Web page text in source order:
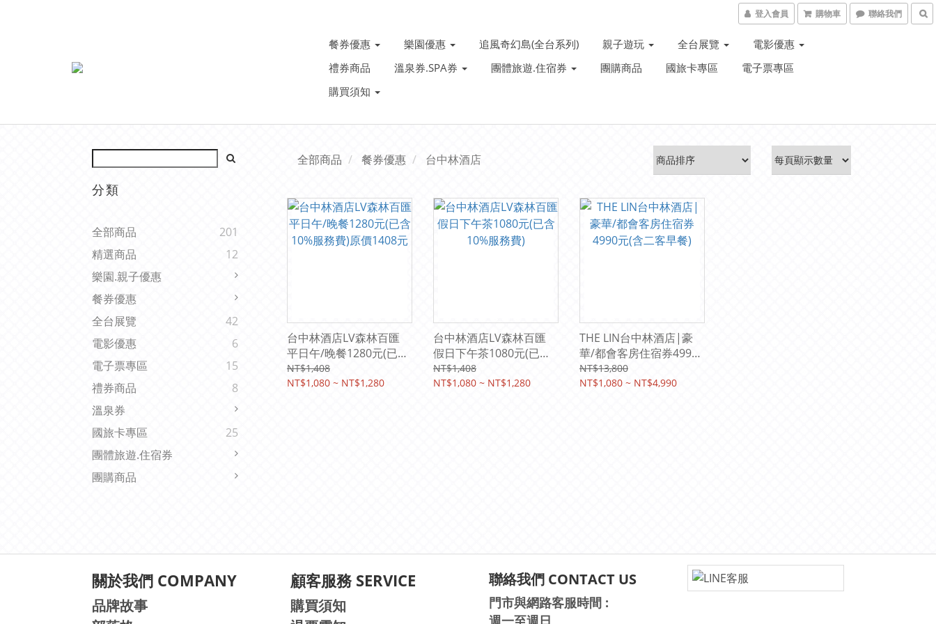
登入會員 購物車 聯絡我們
餐券優惠 樂園優惠 追風奇幻島(全台系列) 親子遊玩 全台展覽
電影優惠
禮券商品
溫泉券.SPA券 團體旅遊.住宿券 團購商品 國旅卡專區
電子票專區
購買須知
分類
全部商品
201
精選商品
12
樂園.親子優惠
餐券優惠
全台展覽
42
電影優惠
6
電子票專區
15
禮券商品
8
溫泉券
國旅卡專區
25
團體旅遊.住宿券
團購商品
全部商品 餐券優惠 台中林酒店
台中林酒店LV森林百匯
平日午/晚餐1280元(已含
10%服務費)原價1408元
NT$1,408
NT$1,080 ~ NT$1,280
台中林酒店LV森林百匯
假日下午茶1080元(已含
10%服務費)
NT$1,408
NT$1,080 ~ NT$1,280
THE LIN台中林酒店|豪
華/都會客房住宿券4990
元(含二客早餐)
NT$13,800
NT$1,080 ~ NT$4,990
關於我們 COMPANY
品牌故事
顧客服務 SERVICE
購買須知
聯絡我們 CONTACT US
門市與網路客服時間 :